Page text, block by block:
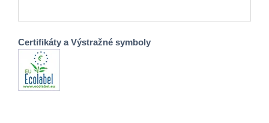
Certifikáty a Výstražné symboly